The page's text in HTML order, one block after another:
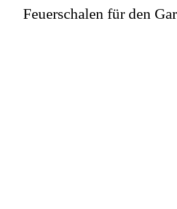
Feuerschalen für den